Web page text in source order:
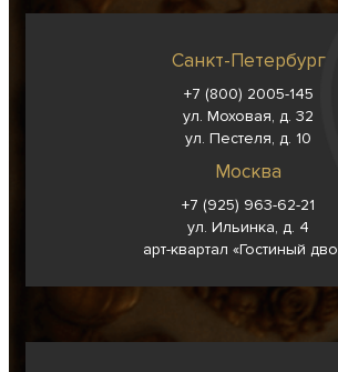
Санкт-Петербург
+7 (800) 2005-145
ул. Моховая, д. 32
ул. Пестеля, д. 10
Москва
+7 (925) 963-62-21
ул. Ильинка, д. 4
арт-квартал «Гостиный